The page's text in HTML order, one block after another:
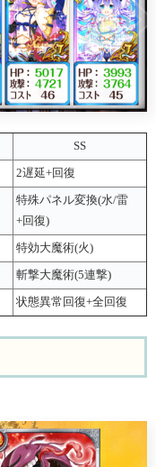
SS
2遅延+回復
特殊パネル変換(水/雷
+回復)
特効大魔術(火)
斬撃大魔術(5連撃)
状態異常回復+全回復